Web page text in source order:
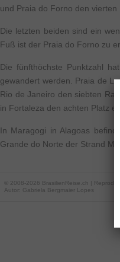
und Praia do Forno den vierten
Die letzten beiden sind ein
Fuß ist der Praia do Forno zu
Die fünfthöchste Punktzahl
gewandert werden. Praia de
Rio de Janeiro den siebten
in Fortaleza den achten Platz
In Maragogi in Alagoas
Grande do Norte der Strand
© 2008-2026 BrasilienReise.ch |
Autor: Gabriela Bergmaier Lopes